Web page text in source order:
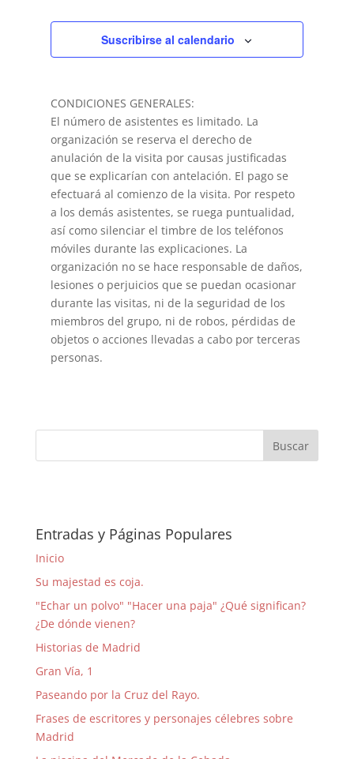
Suscribirse al calendario
CONDICIONES GENERALES:
El número de asistentes es limitado. La
organización se reserva el derecho de
anulación de la visita por causas justificadas
que se explicarían con antelación. El pago se
efectuará al comienzo de la visita. Por respeto
a los demás asistentes, se ruega puntualidad,
así como silenciar el timbre de los teléfonos
móviles durante las explicaciones. La
organización no se hace responsable de daños,
lesiones o perjuicios que se puedan ocasionar
durante las visitas, ni de la seguridad de los
miembros del grupo, ni de robos, pérdidas de
objetos o acciones llevadas a cabo por terceras
personas.
Entradas y Páginas Populares
Inicio
Su majestad es coja.
"Echar un polvo" "Hacer una paja" ¿Qué significan?
¿De dónde vienen?
Historias de Madrid
Gran Vía, 1
Paseando por la Cruz del Rayo.
Frases de escritores y personajes célebres sobre
Madrid